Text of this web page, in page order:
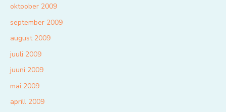
oktoober 2009
september 2009
august 2009
juuli 2009
juuni 2009
mai 2009
aprill 2009